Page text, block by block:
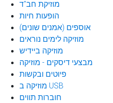
מוזיקת חב"ד
הופעות חיות
אוספים (אמנים שונים)
מוזיקה לימים נוראים
מוזיקה ביידיש
מבצעי דיסקים - מוזיקה
פיוטים ובקשות
מוזיקה ב USB
חוברות תווים